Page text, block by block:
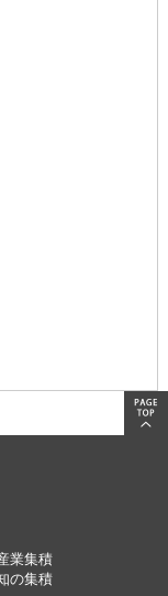
業集積
の集積